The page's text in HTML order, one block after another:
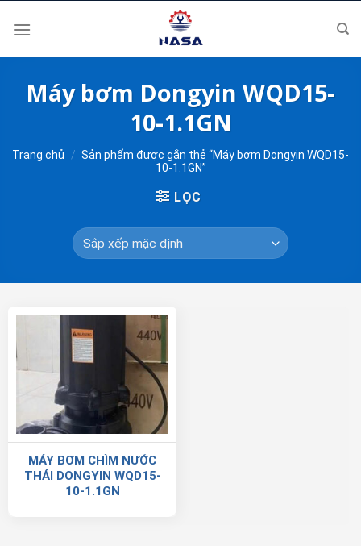
Máy bơm Dongyin WQD15-
10-1.1GN
Trang chủ / Sản phẩm được gắn thẻ “Máy bơm Dongyin WQD15-
10-1.1GN”
LỌC
MÁY BƠM CHÌM NƯỚC
THẢI DONGYIN WQD15-
10-1.1GN